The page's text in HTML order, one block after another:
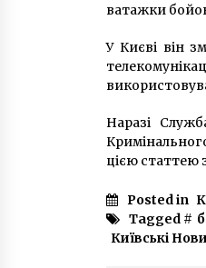
ватажки
У Києві він
Наразі
цією статтею
Posted in
Tagged #
Київські